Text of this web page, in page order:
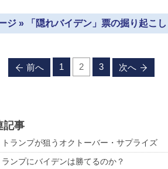
ジ » 「隠れバイデン」票の掘り起こし
前へ 1 2 3 次へ
記事
トランプが狙うオクトーバー・サプライズ
ンプにバイデンは勝てるのか？